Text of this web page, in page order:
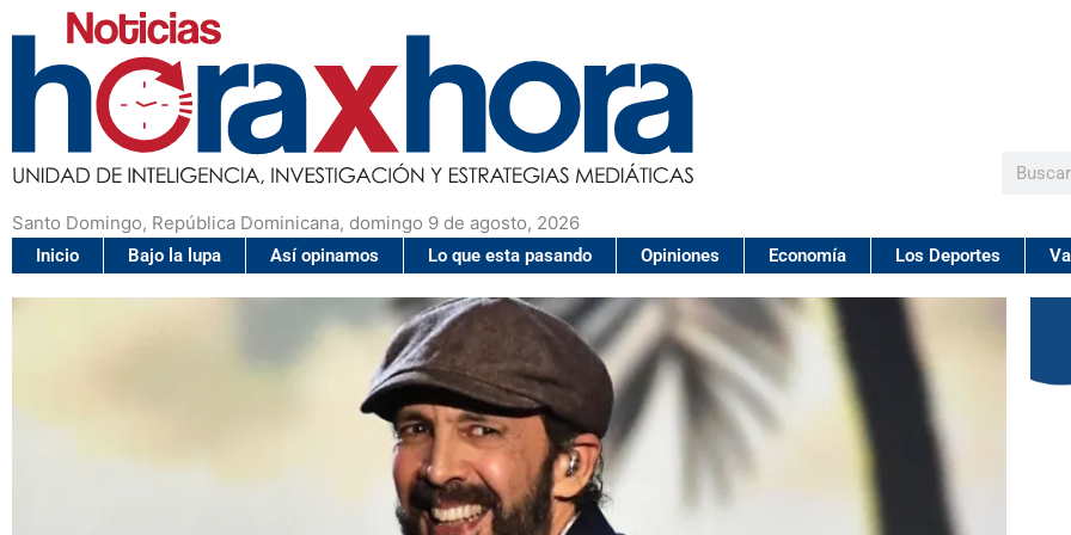
Santo Domingo, República Dominicana, domingo 9 de agosto, 2026
Buscar
Inicio Bajo la lupa Así opinamos Lo que esta pasando Opiniones Economía Los Deportes